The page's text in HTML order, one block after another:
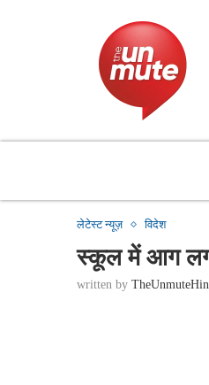
लेटेस्ट न्यूज़ विदेश
स्कूल में आग
written by